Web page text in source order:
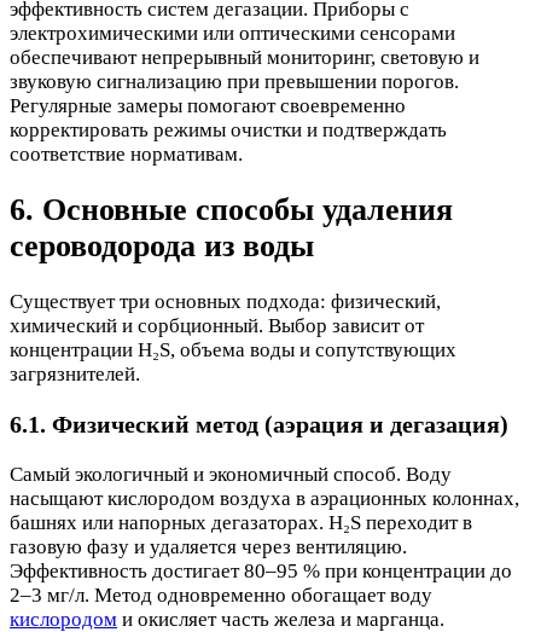
эффективность систем дегазации. Приборы с
электрохимическими или оптическими сенсорами
обеспечивают непрерывный мониторинг, световую и
звуковую сигнализацию при превышении порогов.
Регулярные замеры помогают своевременно
корректировать режимы очистки и подтверждать
соответствие нормативам.
6. Основные способы удаления
сероводорода из воды
Существует три основных подхода: физический,
химический и сорбционный. Выбор зависит от
концентрации H₂S, объема воды и сопутствующих
загрязнителей.
6.1. Физический метод (аэрация и дегазация)
Самый экологичный и экономичный способ. Воду
насыщают кислородом воздуха в аэрационных колоннах,
башнях или напорных дегазаторах. H₂S переходит в
газовую фазу и удаляется через вентиляцию.
Эффективность достигает 80–95 % при концентрации до
2–3 мг/л. Метод одновременно обогащает воду
кислородом и окисляет часть железа и марганца.